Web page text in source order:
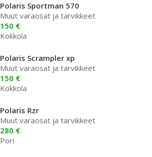
Polaris Sportman 570
Muut varaosat ja tarvikkeet
150 €
Kokkola
Polaris Scrampler xp
Muut varaosat ja tarvikkeet
150 €
Kokkola
Polaris Rzr
Muut varaosat ja tarvikkeet
280 €
Pori